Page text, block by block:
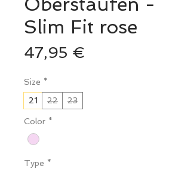
Slim Fit rose
47,95 €
Size *
21
22 23
Color *
Type *